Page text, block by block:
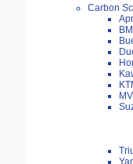
Carbon